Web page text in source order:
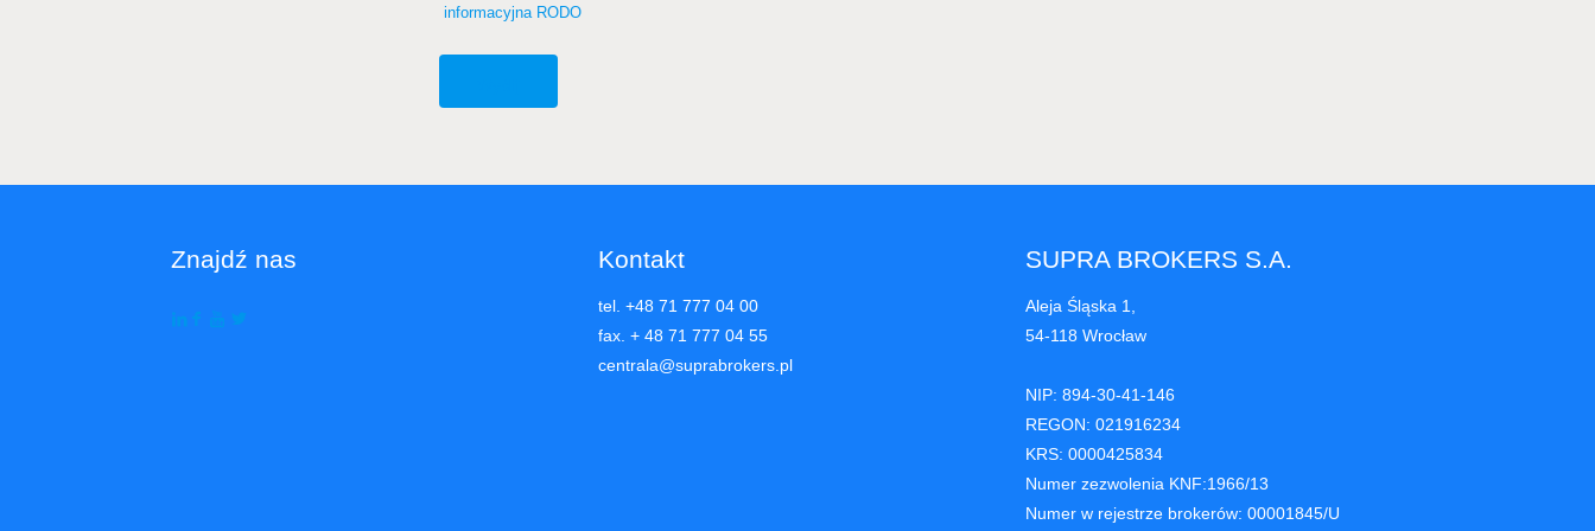
informacyjna RODO
Znajdź nas Kontakt
tel. +48 71 777 04 00
fax. + 48 71 777 04 55
centrala@suprabrokers.pl
SUPRA BROKERS S.A.
Aleja Śląska 1,
54-118 Wrocław
NIP: 894-30-41-146
REGON: 021916234
KRS: 0000425834
Numer zezwolenia KNF:1966/13
Numer w rejestrze brokerów: 00001845/U